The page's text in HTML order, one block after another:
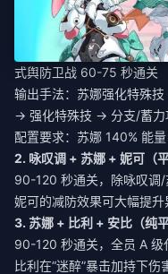
式舆防卫战 60-75 秒通关
输出手法：苏娜强化特殊
→ 强化特殊技 → 分支/蓄力
配置要求：苏娜 140% 能
2. 咏叹调 + 苏娜 + 妮可（平
90-120 秒通关，除咏叹调
妮可的减防效果可大幅提升
3. 苏娜 + 比利 + 安比（纯平
90-120 秒通关，全员 A 级
比利在“迷醉”暴击加持下伤